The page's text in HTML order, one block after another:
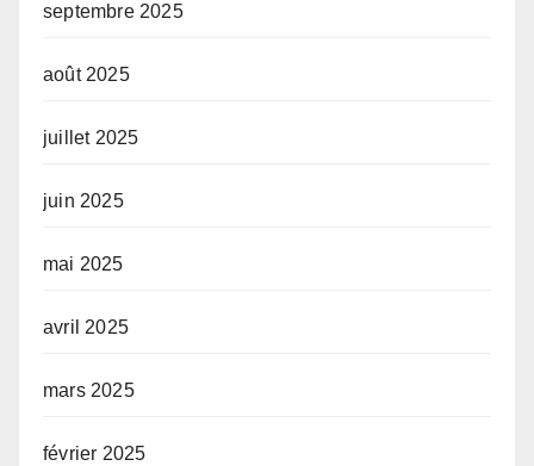
septembre 2025
août 2025
juillet 2025
juin 2025
mai 2025
avril 2025
mars 2025
février 2025